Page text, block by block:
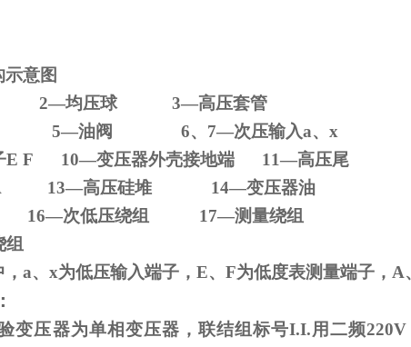
意图
2—均压球 3—高压套管
手 5—油阀 6、 7—次压输入a、 x
E F 10—变压器外壳接地端 11—高压尾
13—高压硅堆 14—变压器油
16—次低压绕组 17—测量绕组
a、 x为低压输入端子， E、 F为低度表测量端子， A
变压器为单相变压器，联结组标号I.I.用二频220V